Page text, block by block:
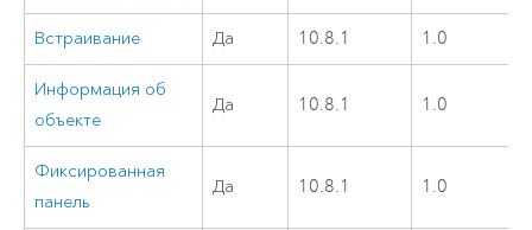
Встраивание Да 10.8.1 1.0
Информация об
объекте
Да 10.8.1 1.0
Фиксированная
панель
Да 10.8.1 1.0